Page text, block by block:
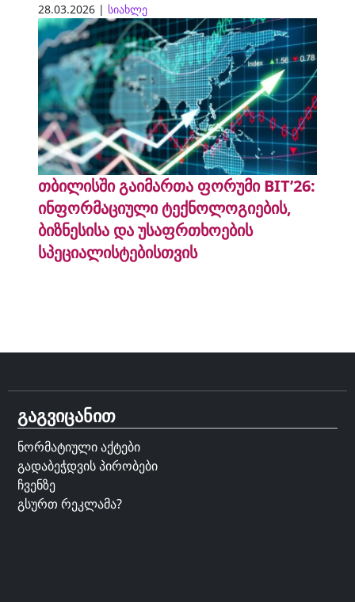
28.03.2026 | სიახლე
თბილისში გაიმართა ფორუმი BIT’26:
ინფორმაციული ტექნოლოგიების,
ბიზნესისა და უსაფრთხოების
სპეციალისტებისთვის
გაგვიცანით
ნორმატიული აქტები
გადაბეჭდვის პირობები
ჩვენზე
გსურთ რეკლამა?